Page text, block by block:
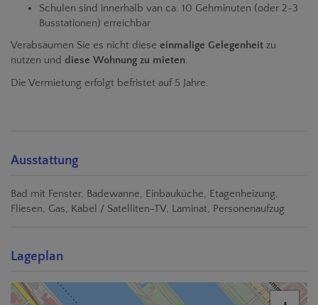
Schulen sind innerhalb van ca. 10 Gehminuten (oder 2-3
Busstationen) erreichbar
Verabsäumen Sie es nicht diese einmalige Gelegenheit zu
nutzen und diese Wohnung zu mieten.
Die Vermietung erfolgt befristet auf 5 Jahre.
Ausstattung
Bad mit Fenster Badewanne Einbauküche Etagenheizung
Fliesen Gas Kabel / Satelliten-TV Laminat Personenaufzug
Lageplan